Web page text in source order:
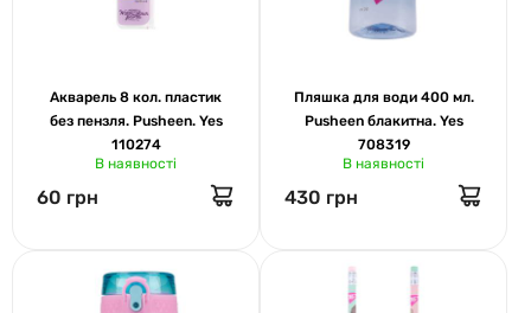
Акварель 8 кол. пластик
без пензля. Pusheen. Yes
110274
В наявності
60 грн
Пляшка для води 400 мл.
Pusheen блакитна. Yes
708319
В наявності
430 грн